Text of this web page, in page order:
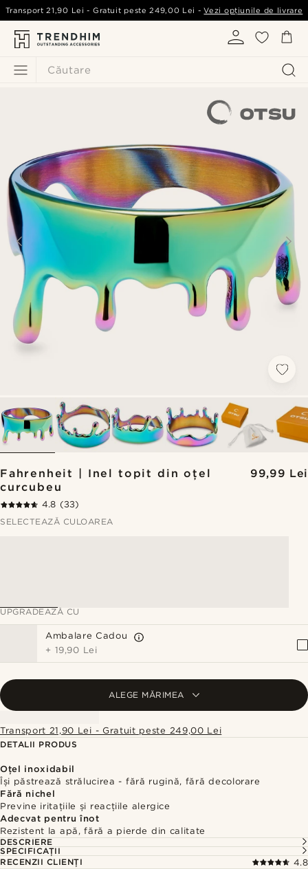
Căutare
Transport 21,90 Lei - Gratuit peste249,00 Lei -Vezi opțiunile de livrare
Fahrenheit | Inel topit din oțel
curcubeu
99,99 Lei
4.8 (33)
SELECTEAZĂ CULOAREA
UPGRADEAZĂ CU
Ambalare Cadou
+ 19,90 Lei
ALEGE MĂRIMEA
Transport 21,90 Lei - Gratuit peste 249,00 Lei
DETALII PRODUS
Oțel inoxidabil
Își păstrează strălucirea - fără rugină, fără decolorare
Fără nichel
Previne iritațiile și reacțiile alergice
Adecvat pentru înot
Rezistent la apă, fără a pierde din calitate
DESCRIERE
SPECIFICAȚII
RECENZII CLIENȚI
4.8